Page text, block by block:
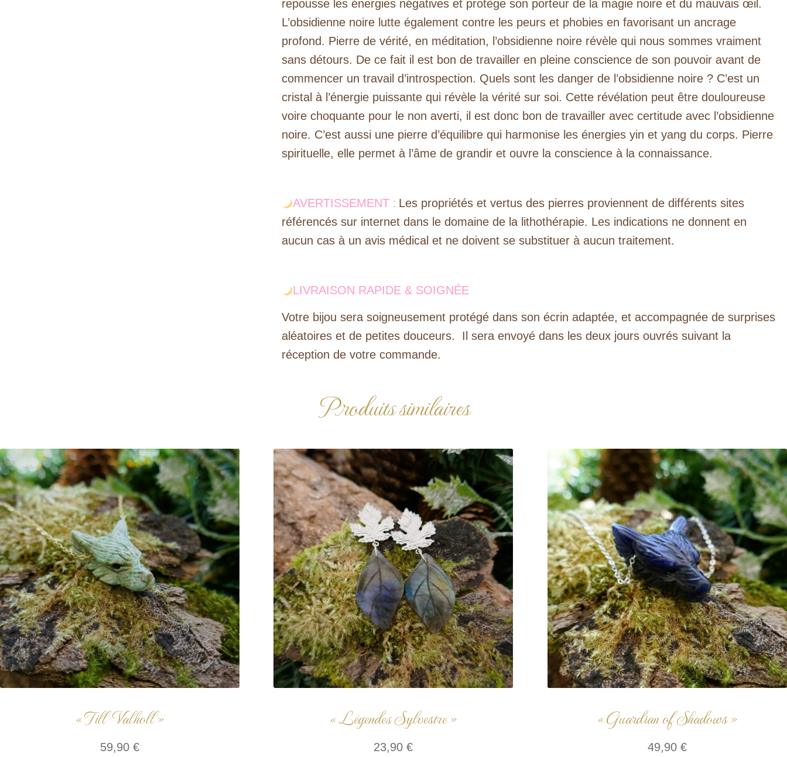
repousse les énergies négatives et protège son porteur de la magie noire et du mauvais œil.
L’obsidienne noire lutte également contre les peurs et phobies en favorisant un ancrage
profond. Pierre de vérité, en méditation, l’obsidienne noire révèle qui nous sommes vraiment
sans détours. De ce fait il est bon de travailler en pleine conscience de son pouvoir avant de
commencer un travail d’introspection. Quels sont les danger de l’obsidienne noire ? C’est un
cristal à l’énergie puissante qui révèle la vérité sur soi. Cette révélation peut être douloureuse
voire choquante pour le non averti, il est donc bon de travailler avec certitude avec l’obsidienne
noire. C’est aussi une pierre d’équilibre qui harmonise les énergies yin et yang du corps. Pierre
spirituelle, elle permet à l’âme de grandir et ouvre la conscience à la connaissance.
AVERTISSEMENT : Les propriétés et vertus des pierres proviennent de différents sites
référencés sur internet dans le domaine de la lithothérapie. Les indications ne donnent en
aucun cas à un avis médical et ne doivent se substituer à aucun traitement.
LIVRAISON RAPIDE & SOIGNÉE
Votre bijou sera soigneusement protégé dans son écrin adaptée, et accompagnée de surprises
aléatoires et de petites douceurs. Il sera envoyé dans les deux jours ouvrés suivant la
réception de votre commande.
Produits similaires
« Till Valholl »
59,90€
« Légendes Sylvestre »
23,90€
« Guardian of Shadows »
49,90 €